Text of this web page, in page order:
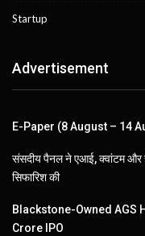
Startup
Advertisement
E-Paper (8 August – 14
संसदीय पैनल ने एआई, क्वांटम और
सिफारिश की
Blackstone-Owned AGS
Crore IPO